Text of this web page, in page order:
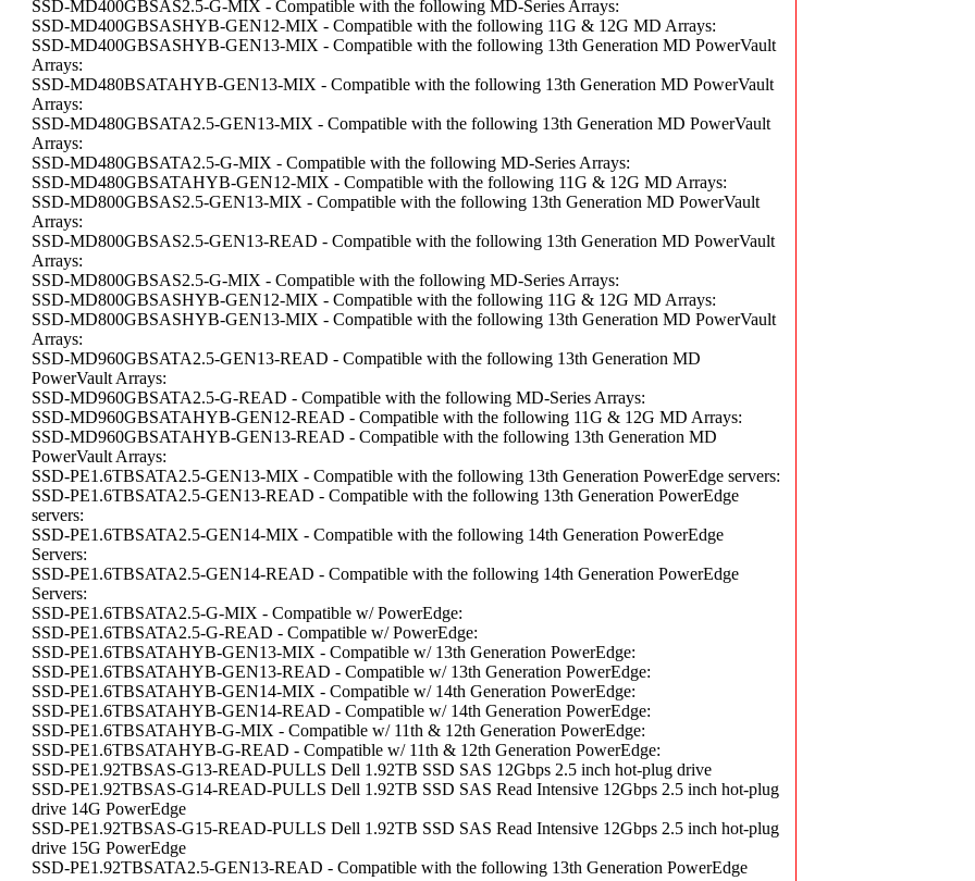
SSD-MD400GBSAS2.5-G-MIX - Compatible with the following MD-Series Arrays:
SSD-MD400GBSASHYB-GEN12-MIX - Compatible with the following 11G & 12G MD Arrays:
SSD-MD400GBSASHYB-GEN13-MIX - Compatible with the following 13th Generation MD PowerVault
Arrays:
SSD-MD480BSATAHYB-GEN13-MIX - Compatible with the following 13th Generation MD PowerVault
Arrays:
SSD-MD480GBSATA2.5-GEN13-MIX - Compatible with the following 13th Generation MD PowerVault
Arrays:
SSD-MD480GBSATA2.5-G-MIX - Compatible with the following MD-Series Arrays:
SSD-MD480GBSATAHYB-GEN12-MIX - Compatible with the following 11G & 12G MD Arrays:
SSD-MD800GBSAS2.5-GEN13-MIX - Compatible with the following 13th Generation MD PowerVault
Arrays:
SSD-MD800GBSAS2.5-GEN13-READ - Compatible with the following 13th Generation MD PowerVault
Arrays:
SSD-MD800GBSAS2.5-G-MIX - Compatible with the following MD-Series Arrays:
SSD-MD800GBSASHYB-GEN12-MIX - Compatible with the following 11G & 12G MD Arrays:
SSD-MD800GBSASHYB-GEN13-MIX - Compatible with the following 13th Generation MD PowerVault
Arrays:
SSD-MD960GBSATA2.5-GEN13-READ - Compatible with the following 13th Generation MD
PowerVault Arrays:
SSD-MD960GBSATA2.5-G-READ - Compatible with the following MD-Series Arrays:
SSD-MD960GBSATAHYB-GEN12-READ - Compatible with the following 11G & 12G MD Arrays:
SSD-MD960GBSATAHYB-GEN13-READ - Compatible with the following 13th Generation MD
PowerVault Arrays:
SSD-PE1.6TBSATA2.5-GEN13-MIX - Compatible with the following 13th Generation PowerEdge servers:
SSD-PE1.6TBSATA2.5-GEN13-READ - Compatible with the following 13th Generation PowerEdge
servers:
SSD-PE1.6TBSATA2.5-GEN14-MIX - Compatible with the following 14th Generation PowerEdge
Servers:
SSD-PE1.6TBSATA2.5-GEN14-READ - Compatible with the following 14th Generation PowerEdge
Servers:
SSD-PE1.6TBSATA2.5-G-MIX - Compatible w/ PowerEdge:
SSD-PE1.6TBSATA2.5-G-READ - Compatible w/ PowerEdge:
SSD-PE1.6TBSATAHYB-GEN13-MIX - Compatible w/ 13th Generation PowerEdge:
SSD-PE1.6TBSATAHYB-GEN13-READ - Compatible w/ 13th Generation PowerEdge:
SSD-PE1.6TBSATAHYB-GEN14-MIX - Compatible w/ 14th Generation PowerEdge:
SSD-PE1.6TBSATAHYB-GEN14-READ - Compatible w/ 14th Generation PowerEdge:
SSD-PE1.6TBSATAHYB-G-MIX - Compatible w/ 11th & 12th Generation PowerEdge:
SSD-PE1.6TBSATAHYB-G-READ - Compatible w/ 11th & 12th Generation PowerEdge:
SSD-PE1.92TBSAS-G13-READ-PULLS Dell 1.92TB SSD SAS 12Gbps 2.5 inch hot-plug drive
SSD-PE1.92TBSAS-G14-READ-PULLS Dell 1.92TB SSD SAS Read Intensive 12Gbps 2.5 inch hot-plug
drive 14G PowerEdge
SSD-PE1.92TBSAS-G15-READ-PULLS Dell 1.92TB SSD SAS Read Intensive 12Gbps 2.5 inch hot-plug
drive 15G PowerEdge
SSD-PE1.92TBSATA2.5-GEN13-READ - Compatible with the following 13th Generation PowerEdge